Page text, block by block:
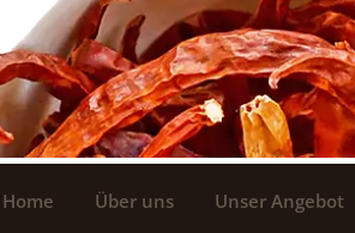
Home Über uns Unser Angebot